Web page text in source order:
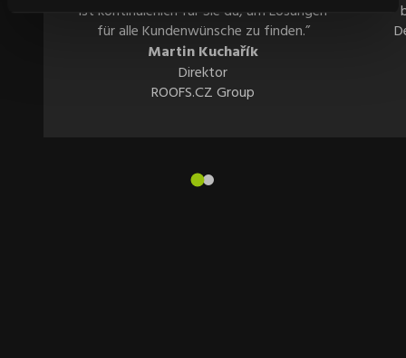
ist kontinuierlich für Sie da, um Lösungen
für alle Kundenwünsche zu finden.”
Martin Kuchařík
Direktor
ROOFS.CZ Group